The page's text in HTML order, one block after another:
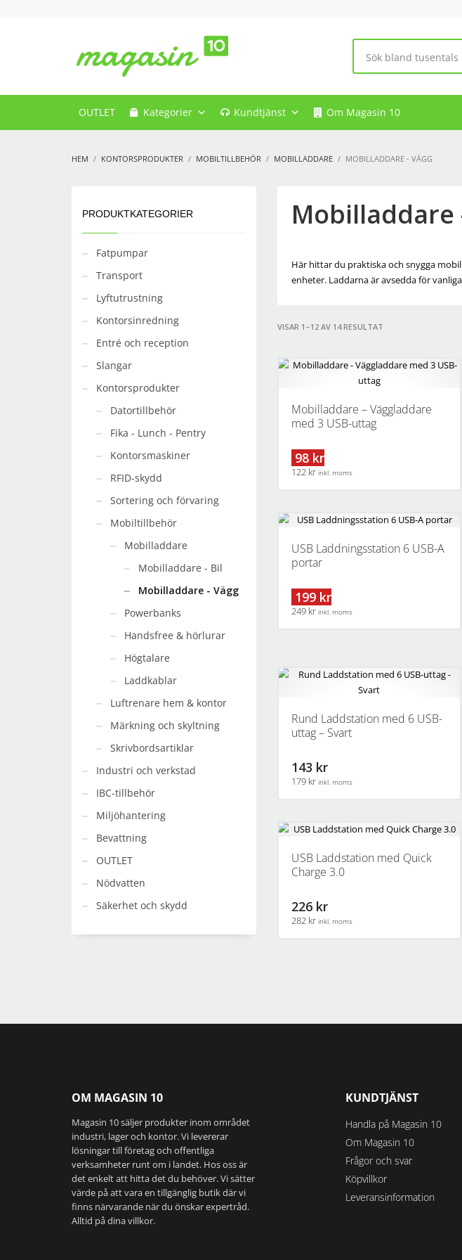
OUTLET Kategorier Kundtjänst Om Magasin 10
HEM KONTORSPRODUKTER MOBILTILLBEHÖR MOBILLADDARE MOBILLADDARE - VÄGG
Mobilladdare
Här hittar du praktiska och snygga
enheter. Laddarna är avsedda för
VISAR 1–12 AV 14 RESULTAT
Mobilladdare – Väggladdare
med 3 USB-uttag
98 kr
122 kr inkl. moms
USB Laddningsstation 6 USB-A
portar
199 kr
249 kr inkl. moms
Rund Laddstation med 6 USB-
uttag – Svart
143 kr
179 kr inkl. moms
USB Laddstation med Quick
Charge 3.0
226 kr
282 kr inkl. moms
PRODUKTKATEGORIER
Fatpumpar
Transport
Lyftutrustning
Kontorsinredning
Entré och reception
Slangar
Kontorsprodukter
Datortillbehör
Fika - Lunch - Pentry
Kontorsmaskiner
RFID-skydd
Sortering och förvaring
Mobiltillbehör
Mobilladdare
Mobilladdare - Bil
Mobilladdare - Vägg
Powerbanks
Handsfree & hörlurar
Högtalare
Laddkablar
Luftrenare hem & kontor
Märkning och skyltning
Skrivbordsartiklar
Industri och verkstad
IBC-tillbehör
Miljöhantering
Bevattning
OUTLET
Nödvatten
Säkerhet och skydd
OM MAGASIN 10
Magasin 10 säljer produkter inom området
industri, lager och kontor. Vi levererar
lösningar till företag och offentliga
verksamheter runt om i landet. Hos oss är
det enkelt att hitta det du behöver. Vi sätter
värde på att vara en tillgänglig butik där vi
finns närvarande när du önskar expertråd.
Alltid på dina villkor.
KUNDTJÄNST
Handla på Magasin 10
Om Magasin 10
Frågor och svar
Köpvillkor
Leveransinformation